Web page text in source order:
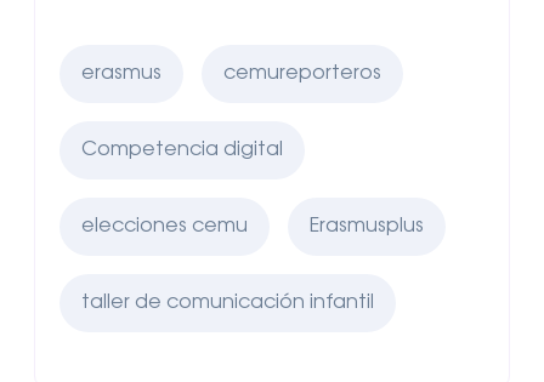
erasmus cemureporteros
Competencia digital
elecciones cemu Erasmusplus
taller de comunicación infantil